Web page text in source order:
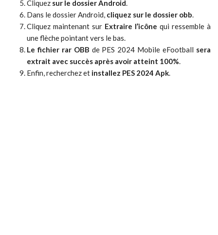
Cliquez sur le dossier Android.
Dans le dossier Android, cliquez sur le dossier obb.
Cliquez maintenant sur Extraire l’icône qui ressemble à
une flèche pointant vers le bas.
Le fichier rar OBB de PES 2024 Mobile eFootball sera
extrait avec succès après avoir atteint 100%.
Enfin, recherchez et installez PES 2024 Apk.